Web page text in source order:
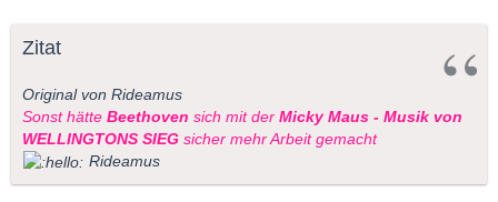
Zitat
Original von Rideamus
Sonst hätte Beethoven sich mit der Micky Maus - Musik von
WELLINGTONS SIEG sicher mehr Arbeit gemacht
Rideamus